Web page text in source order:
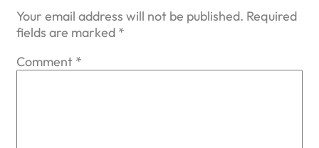
Your email address will not be published. Required
fields are marked *
Comment *